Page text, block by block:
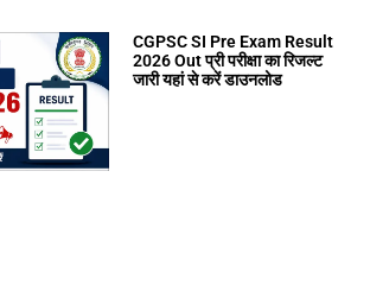
CGPSC SI Pre Exam Result
2026 Out प्री परीक्षा का रिजल्ट
जारी यहां से करें डाउनलोड